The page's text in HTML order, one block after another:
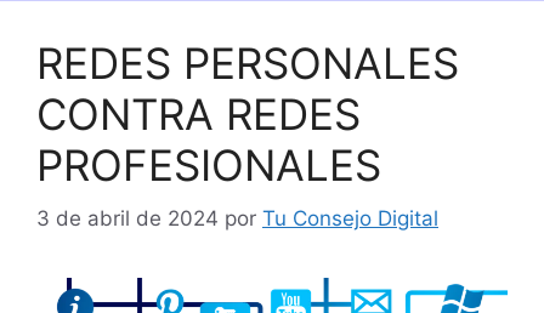
REDES PERSONALES
CONTRA REDES
PROFESIONALES
3 de abril de 2024 por Tu Consejo Digital